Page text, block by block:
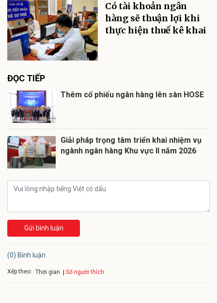
Có tài khoản ngân
hàng sẽ thuận lợi khi
thực hiện thuế kê khai
ĐỌC TIẾP
Thêm cổ phiếu ngân hàng lên sàn HOSE
Giải pháp trọng tâm triển khai nhiệm vụ
ngành ngân hàng Khu vực II năm 2026
Gửi bình luận
(0) Bình luận
Xếp theo: Thời gian Số người thích